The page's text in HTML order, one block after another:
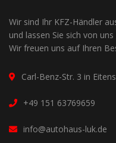
Wir sind Ihr KFZ-Händler
und lassen Sie sich von
Wir freuen uns auf Ihren
Carl-Benz-Str. 3 in
+49 151 63769659
info@autohaus-luk.de